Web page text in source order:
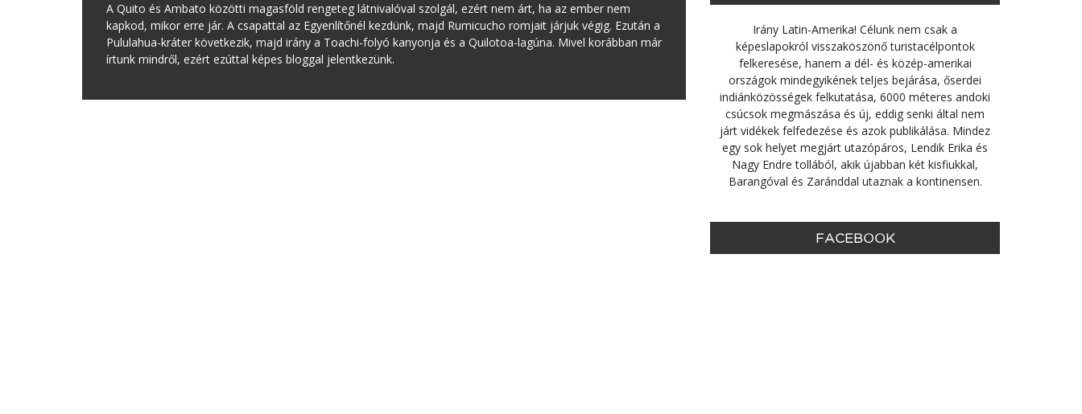
A Quito és Ambato közötti magasföld rengeteg látnivalóval szolgál, ezért nem árt, ha az ember nem
kapkod, mikor erre jár. A csapattal az Egyenlítőnél kezdünk, majd Rumicucho romjait járjuk végig. Ezután a
Pululahua-kráter következik, majd irány a Toachi-folyó kanyonja és a Quilotoa-lagúna. Mivel korábban már
írtunk mindről, ezért ezúttal képes bloggal jelentkezünk.
Irány Latin-Amerika! Célunk nem csak a
képeslapokról visszaköszönő turistacélpontok
felkeresése, hanem a dél- és közép-amerikai
országok mindegyikének teljes bejárása, őserdei
indiánközösségek felkutatása, 6000 méteres andoki
csúcsok megmászása és új, eddig senki által nem
járt vidékek felfedezése és azok publikálása. Mindez
egy sok helyet megjárt utazópáros, Lendik Erika és
Nagy Endre tollából, akik újabban két kisfiukkal,
Barangóval és Zaránddal utaznak a kontinensen.
FACEBOOK